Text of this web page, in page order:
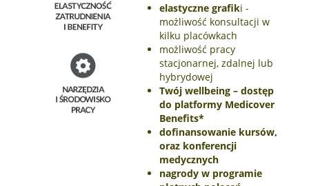
elastyczne grafiki -
możliwość konsultacji w
kilku placówkach
możliwość pracy
stacjonarnej, zdalnej lub
hybrydowej
Twój wellbeing – dostęp
do platformy Medicover
Benefits*
dofinansowanie kursów,
oraz konferencji
medycznych
nagrody w programie